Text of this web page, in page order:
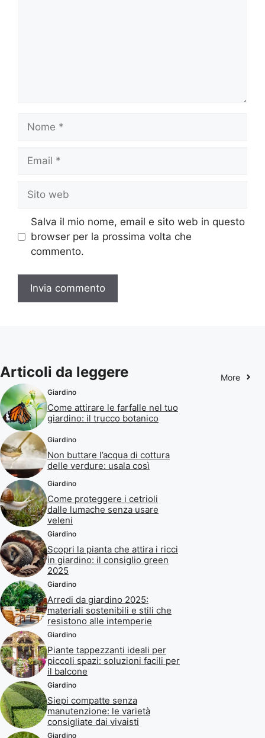
Nome
Email
Sito
web
Salva il mio nome, email e sito web in questo
browser per la prossima volta che
commento.
Articoli da leggere More
Giardino
Come attirare le farfalle nel tuo
giardino: il trucco botanico
Giardino
Non buttare l’acqua di cottura
delle verdure: usala così
Giardino
Come proteggere i cetrioli
dalle lumache senza usare
veleni
Giardino
Scopri la pianta che attira i ricci
in giardino: il consiglio green
2025
Giardino
Arredi da giardino 2025:
materiali sostenibili e stili che
resistono alle intemperie
Giardino
Piante tappezzanti ideali per
piccoli spazi: soluzioni facili per
il balcone
Giardino
Siepi compatte senza
manutenzione: le varietà
consigliate dai vivaisti
Giardino